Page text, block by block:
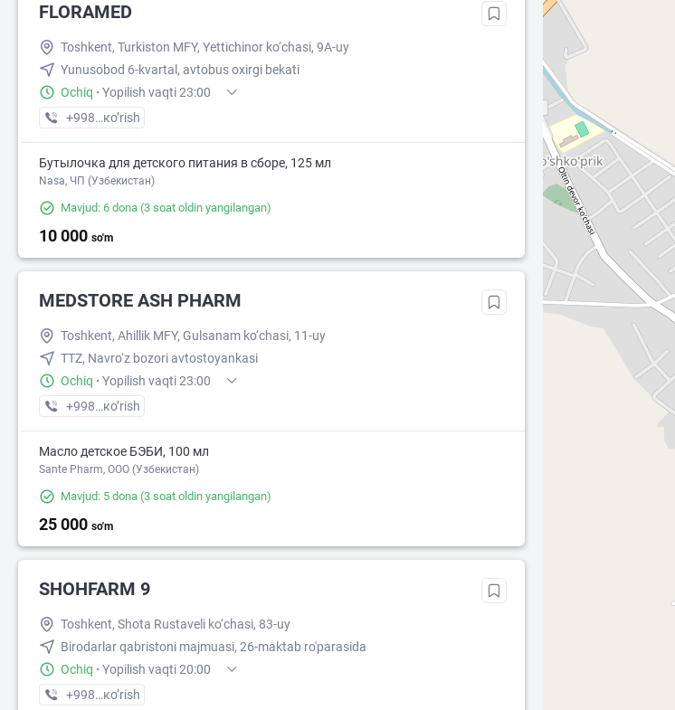
FLORAMED
Toshkent, Turkiston MFY, Yettichinor ko‘chasi, 9A-uy
Yunusobod 6-kvartal, avtobus oxirgi bekati
Ochiq · Yopilish vaqti 23:00
+998 (77) XXX-XX-XX
кo’rish
Бутылочка для детского питания в сборе, 125 мл
Nasa, ЧП (Узбекистан)
Mavjud: 6 dona (3 soat oldin yangilangan)
10 000 so'm
MEDSTORE ASH PHARM
Toshkent, Ahillik MFY, Gulsanam ko‘chasi, 11-uy
TTZ, Navro‘z bozori avtostoyankasi
Ochiq · Yopilish vaqti 23:00
+998 (95) XXX-XX-XX
кo’rish
Масло детское БЭБИ, 100 мл
Sante Pharm, OOO (Узбекистан)
Mavjud: 5 dona (3 soat oldin yangilangan)
25 000 so'm
SHOHFARM 9
Toshkent, Shota Rustaveli ko‘chasi, 83-uy
Birodarlar qabristoni majmuasi, 26-maktab ro'parasida
Ochiq · Yopilish vaqti 20:00
+998 (71) XXX-XX-XX
кo’rish